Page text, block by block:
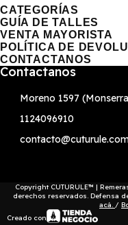
CATEGORÍAS
GUÍA DE TALLES
VENTA MAYORISTA
POLÍTICA DE
CONTACTANOS
Contactanos
Moreno 1597
1124096910
Copyright CUTURULE™ |
derechos reservados. Defensa
acá. /
Creado con